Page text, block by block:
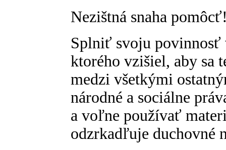
Nezištná snaha
Splniť svoju povinnosť
ktorého vzišiel, aby sa
medzi všetkými
národné a sociálne
a voľne používať
odzrkadľuje duchovné